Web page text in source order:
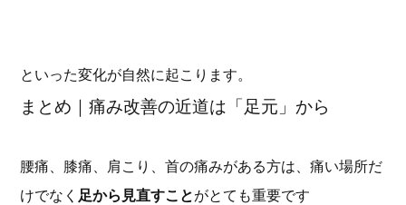
といった変化が自然に起こります。
まとめ｜痛み改善の近道は「足元」から
腰痛、膝痛、肩こり、首の痛みがある方は、痛い場所だ
けでなく 足から見直すことがとても重要です